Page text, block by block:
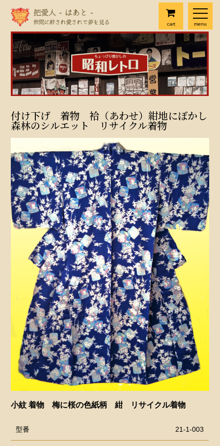
menu
cart
付け下げ 着物 袷（あわせ）紺地にぼかし
森林のシルエット リサイクル着物
小紋 着物 梅に桜の色紙柄 紺 リサイクル着物
型番 21-1-003